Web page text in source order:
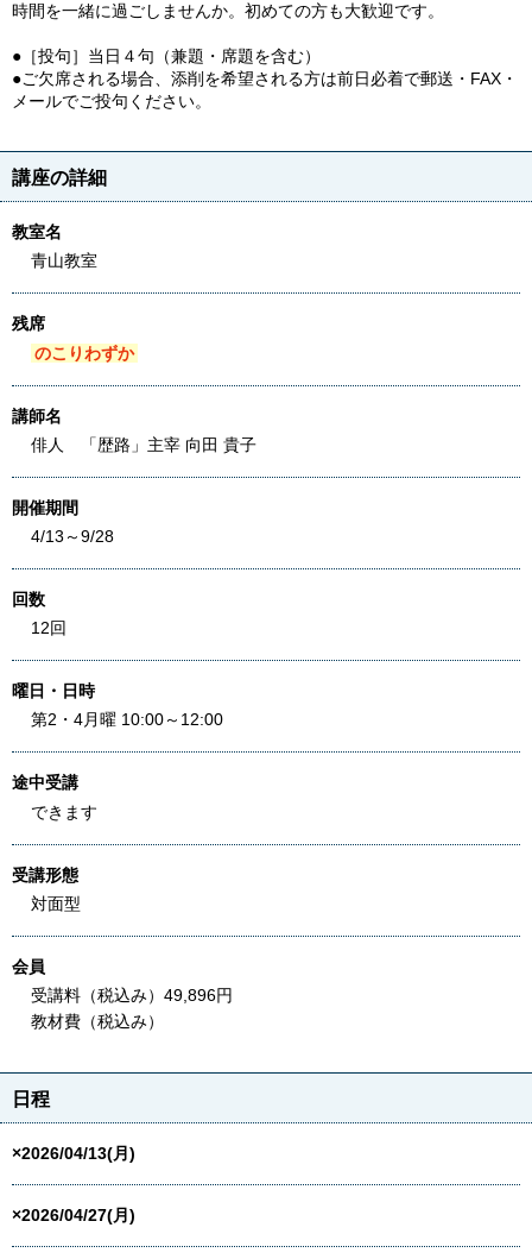
時間を一緒に過ごしませんか。初めての方も大歓迎です。
●［投句］当日４句（兼題・席題を含む）
●ご欠席される場合、添削を希望される方は前日必着で郵送・FAX・
メールでご投句ください。
講座の詳細
教室名
青山教室
残席
のこりわずか
講師名
俳人 「歴路」主宰 向田 貴子
開催期間
4/13～9/28
回数
12回
曜日・日時
第2・4月曜 10:00～12:00
途中受講
できます
受講形態
対面型
会員
受講料（税込み）49,896円
教材費（税込み）
日程
×2026/04/13(月)
×2026/04/27(月)